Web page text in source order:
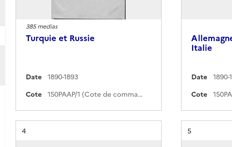
385 medias
Turquie et Russie
Date 1890-1893
Cote
150PAAP/1 (Cote de commande)
Italie
Date
1890-
Cote
Résultat n°
4 Résultat n°
5